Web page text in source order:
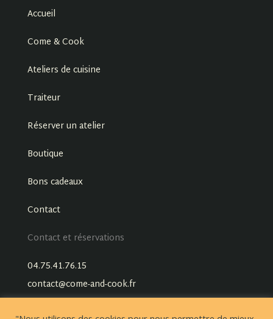
Accueil
Come & Cook
Ateliers de cuisine
Traiteur
Réserver un atelier
Boutique
Bons cadeaux
Contact
Contact et réservations
04.75.41.76.15
contact@come-and-cook.fr